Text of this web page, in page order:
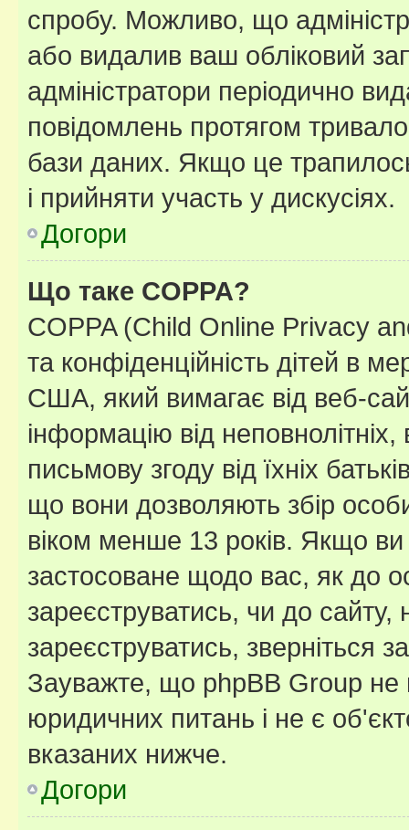
спробу. Можливо, що
або видалив ваш обліковий
адміністратори періодично
повідомлень протягом
бази даних. Якщо це
і прийняти участь у дискусіях.
Догори
Що таке COPPA?
COPPA (Child Online Privacy
та конфіденційність дітей в
США, який вимагає від веб-
інформацію від
письмову згоду від їхніх
що вони дозволяють збір
віком менше 13 років. Якщо
застосоване щодо вас, як до
зареєструватись, чи до
зареєструватись, зверніться
Зауважте, що phpBB Group не
юридичних питань і не є
вказаних нижче.
Догори